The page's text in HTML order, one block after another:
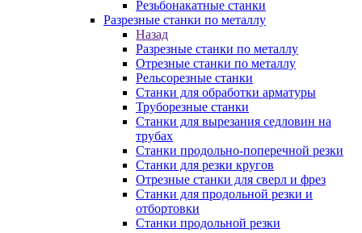
Резьбонакатные станки
Разрезные станки по металлу
Назад
Разрезные станки по металлу
Отрезные станки по металлу
Рельсорезные станки
Станки для обработки арматуры
Труборезные станки
Станки для вырезания седловин на
трубаx
Станки продольно-поперечной резки
Станки для резки кругов
Отрезные станки для сверл и фрез
Станки для продольной резки и
отбортовки
Станки продольной резки